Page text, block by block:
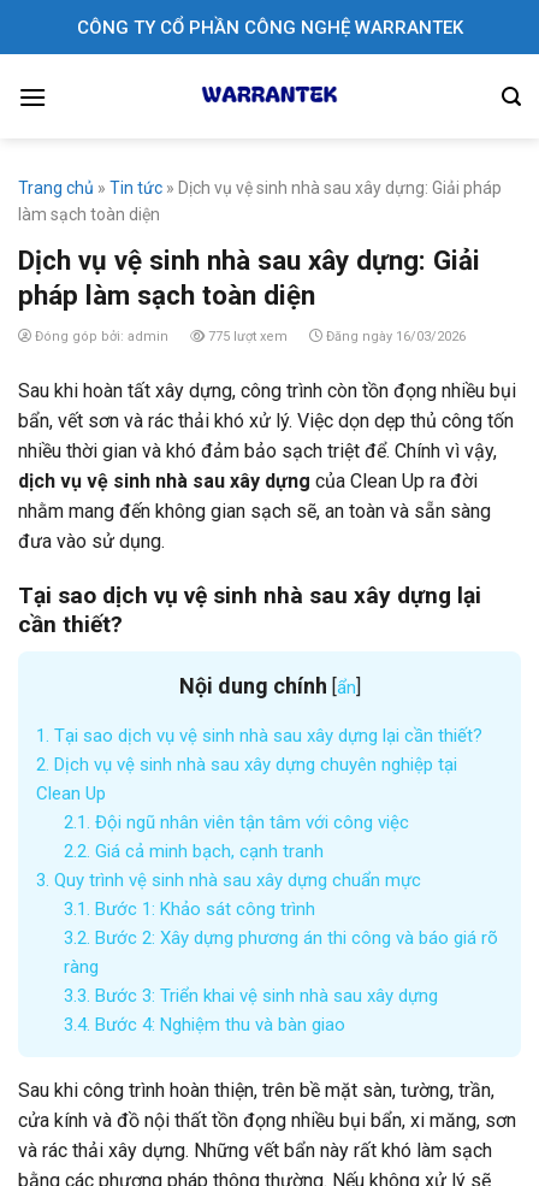
CÔNG TY CỔ PHẦN CÔNG NGHỆ WARRANTEK
Trang chủ » Tin tức » Dịch vụ vệ sinh nhà sau xây dựng: Giải pháp
làm sạch toàn diện
Dịch vụ vệ sinh nhà sau xây dựng: Giải
pháp làm sạch toàn diện
Đóng góp bởi: admin 775 lượt xem Đăng ngày 16/03/2026
Sau khi hoàn tất xây dựng, công trình còn tồn đọng nhiều bụi
bẩn, vết sơn và rác thải khó xử lý. Việc dọn dẹp thủ công tốn
nhiều thời gian và khó đảm bảo sạch triệt để. Chính vì vậy,
dịch vụ vệ sinh nhà sau xây dựng của Clean Up ra đời
nhằm mang đến không gian sạch sẽ, an toàn và sẵn sàng
đưa vào sử dụng.
Tại sao dịch vụ vệ sinh nhà sau xây dựng lại
cần thiết?
Nội dung chính [ẩn]
1. Tại sao dịch vụ vệ sinh nhà sau xây dựng lại cần thiết?
2. Dịch vụ vệ sinh nhà sau xây dựng chuyên nghiệp tại
Clean Up
2.1. Đội ngũ nhân viên tận tâm với công việc
2.2. Giá cả minh bạch, cạnh tranh
3. Quy trình vệ sinh nhà sau xây dựng chuẩn mực
3.1. Bước 1: Khảo sát công trình
3.2. Bước 2: Xây dựng phương án thi công và báo giá rõ
ràng
3.3. Bước 3: Triển khai vệ sinh nhà sau xây dựng
3.4. Bước 4: Nghiệm thu và bàn giao
Sau khi công trình hoàn thiện, trên bề mặt sàn, tường, trần,
cửa kính và đồ nội thất tồn đọng nhiều bụi bẩn, xi măng, sơn
và rác thải xây dựng. Những vết bẩn này rất khó làm sạch
bằng các phương pháp thông thường. Nếu không xử lý sẽ